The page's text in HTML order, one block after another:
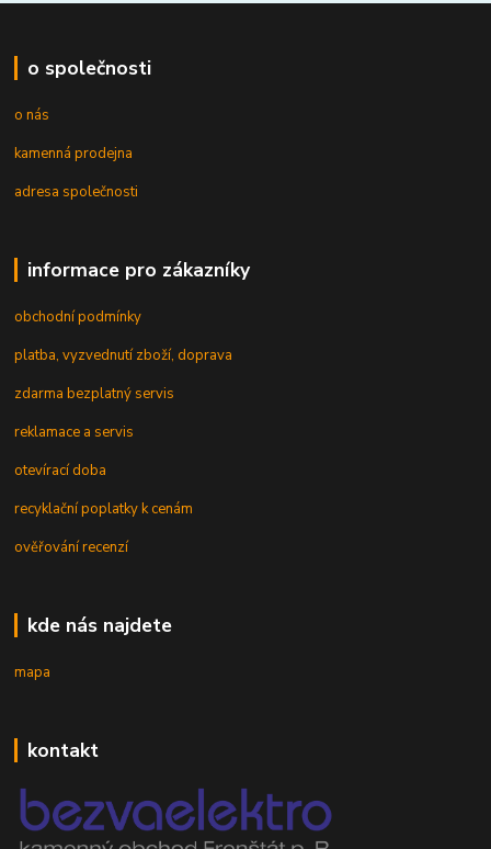
o společnosti
o nás
kamenná prodejna
adresa společnosti
informace pro zákazníky
obchodní podmínky
platba, vyzvednutí zboží, doprava
zdarma bezplatný servis
reklamace a servis
otevírací doba
recyklační poplatky k cenám
ověřování recenzí
kde nás najdete
mapa
kontakt